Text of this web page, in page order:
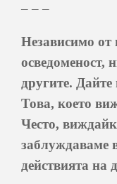
– – –
Независимо от
осведоменост,
другите.
Това, което
Често,
заблуждаваме
действията на